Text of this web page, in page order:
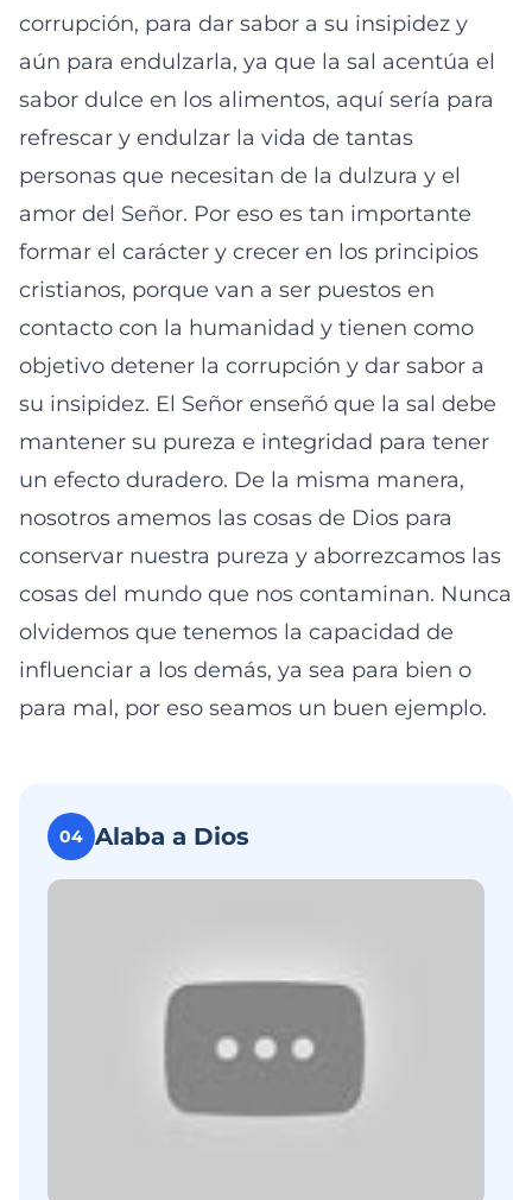
corrupción, para dar sabor a su insipidez y
aún para endulzarla, ya que la sal acentúa el
sabor dulce en los alimentos, aquí sería para
refrescar y endulzar la vida de tantas
personas que necesitan de la dulzura y el
amor del Señor. Por eso es tan importante
formar el carácter y crecer en los principios
cristianos, porque van a ser puestos en
contacto con la humanidad y tienen como
objetivo detener la corrupción y dar sabor a
su insipidez. El Señor enseñó que la sal debe
mantener su pureza e integridad para tener
un efecto duradero. De la misma manera,
nosotros amemos las cosas de Dios para
conservar nuestra pureza y aborrezcamos las
cosas del mundo que nos contaminan. Nunca
olvidemos que tenemos la capacidad de
influenciar a los demás, ya sea para bien o
para mal, por eso seamos un buen ejemplo.
04 Alaba a Dios